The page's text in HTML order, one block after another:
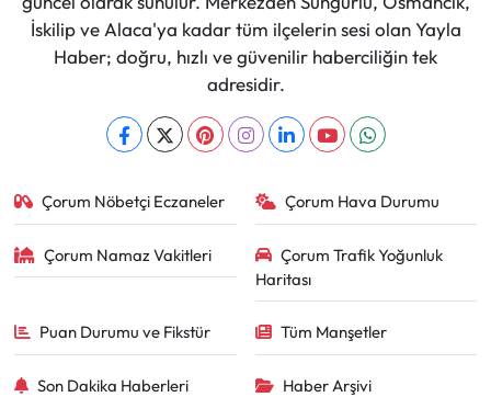
İskilip ve Alaca'ya kadar tüm ilçelerin sesi olan Yayla
Haber; doğru, hızlı ve güvenilir haberciliğin tek
adresidir.
Çorum Nöbetçi Eczaneler Çorum Hava Durumu
Çorum Namaz Vakitleri
Çorum Trafik Yoğunluk
Haritası
Puan Durumu ve Fikstür Tüm Manşetler
Son Dakika Haberleri Haber Arşivi